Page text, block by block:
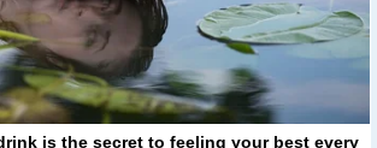
is the secret to feeling your best every